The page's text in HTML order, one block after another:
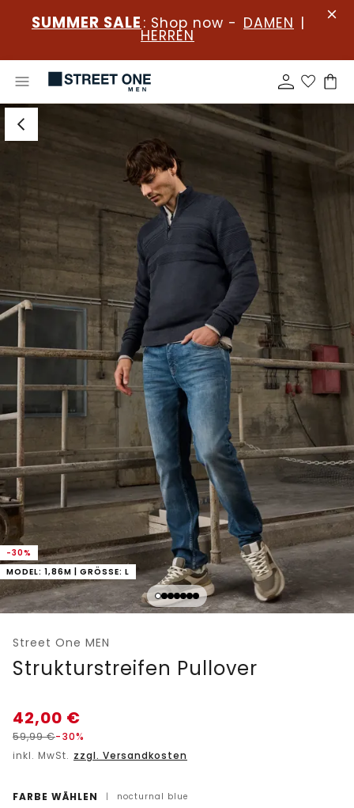
SUMMER SALE : Shop now - DAMEN |
HERREN
-30%
MODEL: 1,86M | GRÖSSE: L
Street One MEN
Strukturstreifen Pullover
42,00 €
59,99€-30%
inkl. MwSt. zzgl. Versandkosten
FARBE WÄHLEN | nocturnal blue